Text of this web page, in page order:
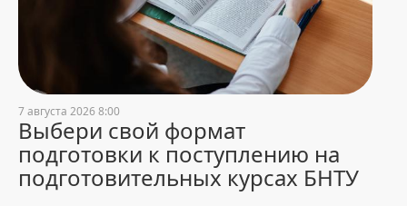
В Китае прошли переговоры
между БНТУ, Нанкинским
университетом и Sinomach
Digital Technology Corporation
878
7 августа 2026 8:00
Выбери свой формат
подготовки к поступлению на
подготовительных курсах БНТУ